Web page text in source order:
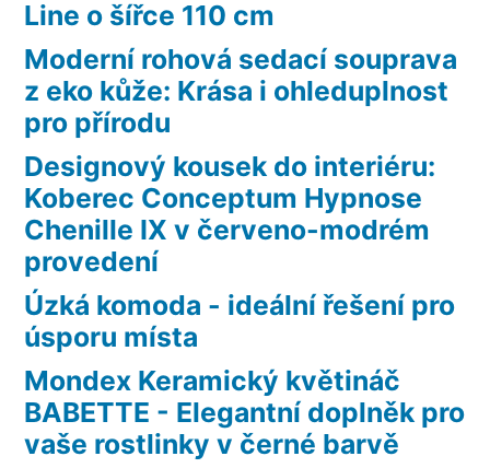
Line o šířce 110 cm
Moderní rohová sedací souprava
z eko kůže: Krása i ohleduplnost
pro přírodu
Designový kousek do interiéru:
Koberec Conceptum Hypnose
Chenille IX v červeno-modrém
provedení
Úzká komoda - ideální řešení pro
úsporu místa
Mondex Keramický květináč
BABETTE - Elegantní doplněk pro
vaše rostlinky v černé barvě